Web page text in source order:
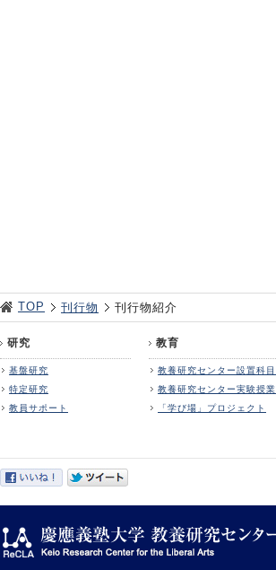
TOP 刊行物 刊行物紹介
研究
基盤研究
特定研究
教員サポート
教育
教養研究センター設置科目
教養研究センター実験授業
「学び場」プロジェクト